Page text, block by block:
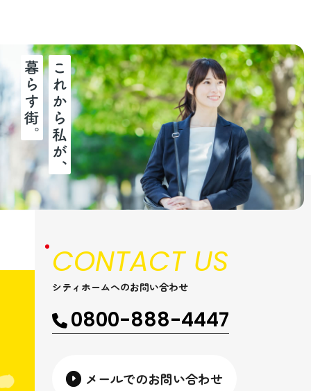
CONTACT US
シティホームへのお問い合わせ
0800-888-4447
メールでのお問い合わせ